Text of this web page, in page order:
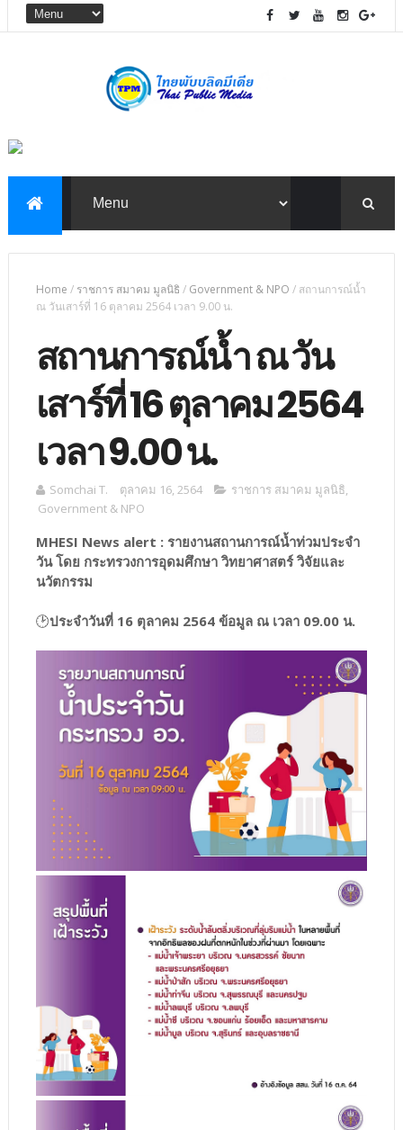
Home / ราชการ สมาคม มูลนิธิ / Government & NPO / สถานการณ์น้ำ
ณ วันเสาร์ที่ 16 ตุลาคม 2564 เวลา 9.00 น.
สถานการณ์น้ำ ณ วัน
เสาร์ที่ 16 ตุลาคม 2564
เวลา 9.00 น.
Somchai T. ตุลาคม 16, 2564 ราชการ สมาคม มูลนิธิ,
Government & NPO
MHESI News alert : รายงานสถานการณ์น้ำท่วมประจำ
วัน โดย กระทรวงการอุดมศึกษา วิทยาศาสตร์ วิจัยและ
นวัตกรรม
🕑ประจำวันที่ 16 ตุลาคม 2564 ข้อมูล ณ เวลา 09.00 น.